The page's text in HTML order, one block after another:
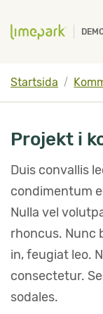
Startsida
Projekt i
Duis convallis
condimentum
Nulla vel
rhoncus. Nunc
in, feugiat leo.
consectetur.
sodales.